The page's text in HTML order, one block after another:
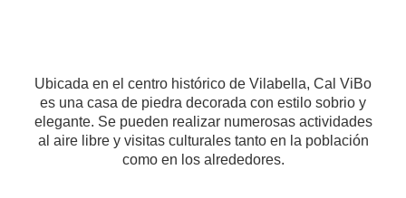
Ubicada en el centro histórico de Vilabella, Cal ViBo
es una casa de piedra decorada con estilo sobrio y
elegante. Se pueden realizar numerosas actividades
al aire libre y visitas culturales tanto en la población
como en los alrededores.